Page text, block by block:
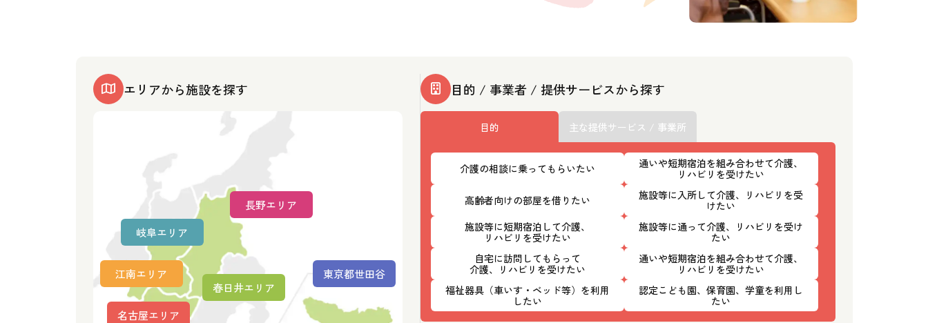
エリアから施設を探す
名古屋エリア
江南エリア
春日井エリア
岐阜エリア
長野エリア
東京都世田谷
目的 / 事業者 / 提供サービスから探す
目的 主な提供サービス / 事業所
介護の相談に乗ってもらいたい
通いや短期宿泊を組み合わせて介護、
リハビリを受けたい
高齢者向けの部屋を借りたい
施設等に入所して介護、リハビリを受
けたい
施設等に短期宿泊して介護、
リハビリを受けたい
施設等に通って介護、リハビリを受け
たい
自宅に訪問してもらって
介護、リハビリを受けたい
通いや短期宿泊を組み合わせて介護、
リハビリを受けたい
福祉器具（車いす・ベッド等）を利用
したい
認定こども園、保育園、学童を利用し
たい